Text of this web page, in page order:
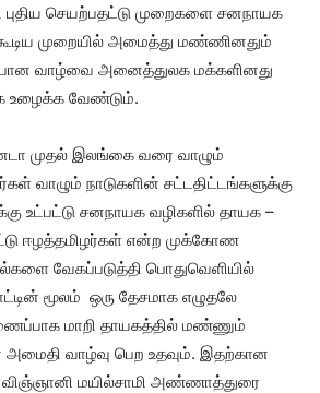
புதிய செயற்பதட்டு முறைகளை சனநாயக
முறையில் அமைத்து மண்ணினதும்
வாழ்வை அனைத்துலக மக்களினது
உழைக்க வேண்டும்.
முதல் இலங்கை வரை வாழும்
வாழும் நாடுகளின் சட்டதிட்டங்களுக்கு
உட்பட்டு சனநாயக வழிகளில் தாயக –
ஈழத்தமிழர்கள் என்ற முக்கோண
வேகப்படுத்தி பொதுவெளியில்
மூலம் ஒரு தேசமாக எழுதலே
மாறி தாயகத்தில் மண்ணும்
அமைதி வாழ்வு பெற உதவும். இதற்கான
விஞ்ஞானி மயில்சாமி அண்ணாத்துரை